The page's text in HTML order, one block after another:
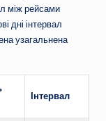
між рейсами
дні інтервал
узагальнена
Інтервал